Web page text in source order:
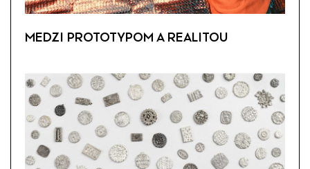
MEDZI PROTOTYPOM A REALITOU